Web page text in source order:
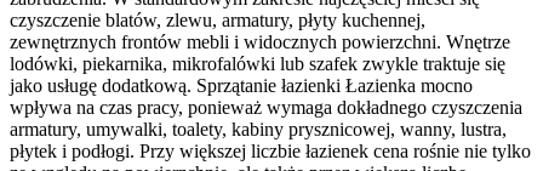
czyszczenie blatów, zlewu, armatury, płyty kuchennej,
zewnętrznych frontów mebli i widocznych powierzchni. Wnętrze
lodówki, piekarnika, mikrofalówki lub szafek zwykle traktuje się
jako usługę dodatkową. Sprzątanie łazienki Łazienka mocno
wpływa na czas pracy, ponieważ wymaga dokładnego czyszczenia
armatury, umywalki, toalety, kabiny prysznicowej, wanny, lustra,
płytek i podłogi. Przy większej liczbie łazienek cena rośnie nie tylko